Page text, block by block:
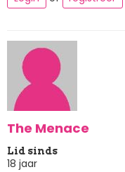
The Menace
Lid sinds
18 jaar